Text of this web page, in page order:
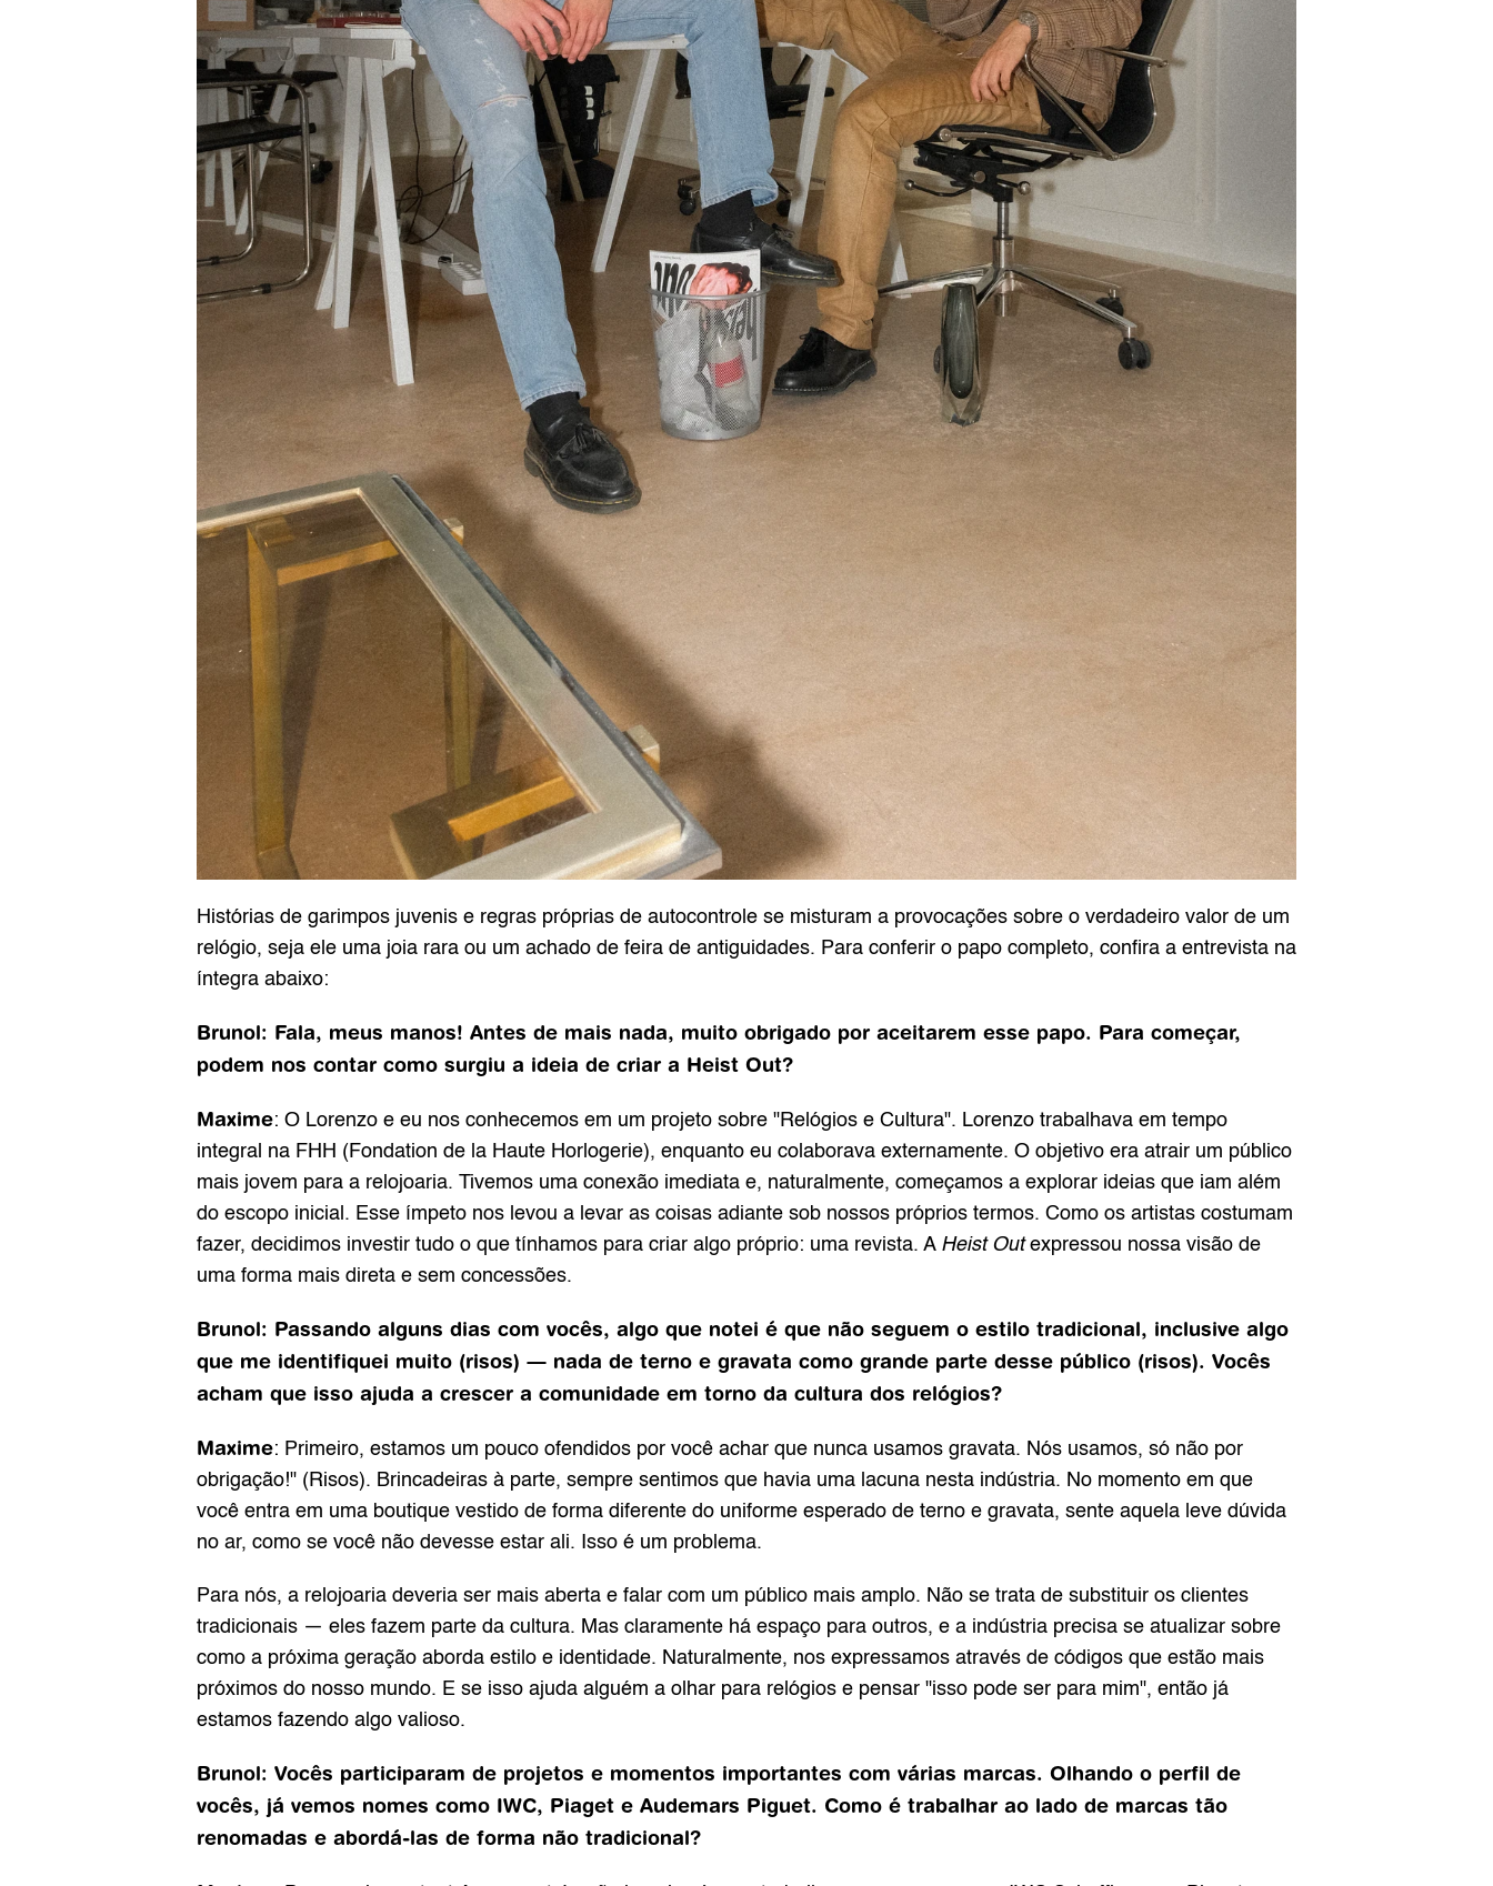
Histórias de garimpos juvenis e regras próprias de autocontrole se misturam a provocações sobre o verdadeiro valor de um
relógio, seja ele uma joia rara ou um achado de feira de antiguidades. Para conferir o papo completo, confira a entrevista na
íntegra abaixo:
Brunol: Fala, meus manos! Antes de mais nada, muito obrigado por aceitarem esse papo. Para começar,
podem nos contar como surgiu a ideia de criar a Heist Out?
Maxime: O Lorenzo e eu nos conhecemos em um projeto sobre "Relógios e Cultura". Lorenzo trabalhava em tempo
integral na FHH (Fondation de la Haute Horlogerie), enquanto eu colaborava externamente. O objetivo era atrair um público
mais jovem para a relojoaria. Tivemos uma conexão imediata e, naturalmente, começamos a explorar ideias que iam além
do escopo inicial. Esse ímpeto nos levou a levar as coisas adiante sob nossos próprios termos. Como os artistas costumam
fazer, decidimos investir tudo o que tínhamos para criar algo próprio: uma revista. A Heist Out expressou nossa visão de
uma forma mais direta e sem concessões.
Brunol: Passando alguns dias com vocês, algo que notei é que não seguem o estilo tradicional, inclusive algo
que me identifiquei muito (risos) — nada de terno e gravata como grande parte desse público (risos). Vocês
acham que isso ajuda a crescer a comunidade em torno da cultura dos relógios?
Maxime: Primeiro, estamos um pouco ofendidos por você achar que nunca usamos gravata. Nós usamos, só não por
obrigação!" (Risos). Brincadeiras à parte, sempre sentimos que havia uma lacuna nesta indústria. No momento em que
você entra em uma boutique vestido de forma diferente do uniforme esperado de terno e gravata, sente aquela leve dúvida
no ar, como se você não devesse estar ali. Isso é um problema.
Para nós, a relojoaria deveria ser mais aberta e falar com um público mais amplo. Não se trata de substituir os clientes
tradicionais — eles fazem parte da cultura. Mas claramente há espaço para outros, e a indústria precisa se atualizar sobre
como a próxima geração aborda estilo e identidade. Naturalmente, nos expressamos através de códigos que estão mais
próximos do nosso mundo. E se isso ajuda alguém a olhar para relógios e pensar "isso pode ser para mim", então já
estamos fazendo algo valioso.
Brunol: Vocês participaram de projetos e momentos importantes com várias marcas. Olhando o perfil de
vocês, já vemos nomes como IWC, Piaget e Audemars Piguet. Como é trabalhar ao lado de marcas tão
renomadas e abordá-las de forma não tradicional?